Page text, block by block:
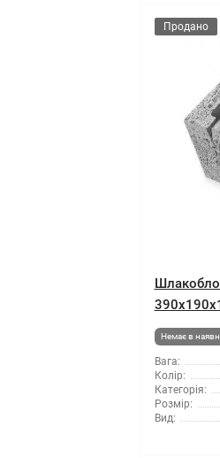
Продано
Немає в
Вага:
Колір:
Категорія:
Розмір:
Вид: